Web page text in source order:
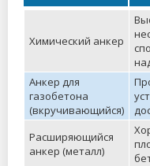
Химический анкер
Анкер для
газобетона
(вкручивающийся)
Расширяющийся
анкер (металл)